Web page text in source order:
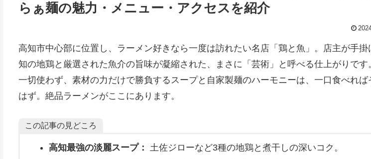
らぁ麺の魅力・メニュー・アクセスを紹介
高知市中心部に位置し、ラーメン好きなら一度は訪れたい名店「鶏と魚」。店主が手掛
知の地鶏と厳選された魚介の旨味が凝縮された、まさに「芸術」と呼べる仕上がりです
一切使わず、素材の力だけで勝負するスープと自家製麺のハーモニーは、一口食べれば
はず。絶品ラーメンがここにあります。
この記事の見どころ
高知最強の淡麗スープ：
土佐ジローなど3種の地鶏と煮干しの深いコク。